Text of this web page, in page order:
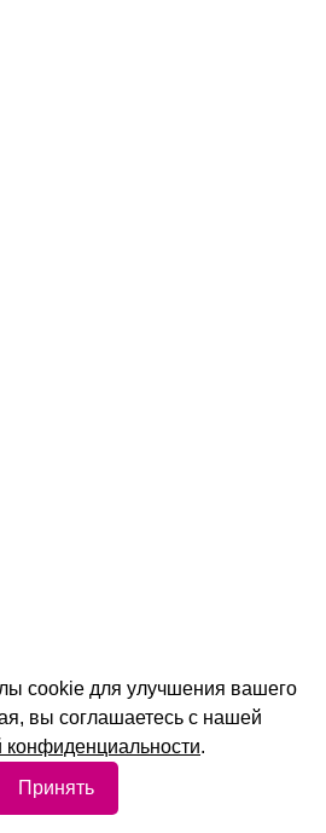
cookie для улучшения вашего
вы соглашаетесь с нашей
конфиденциальности.
Принять